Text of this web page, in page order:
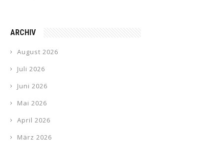
ARCHIV
August 2026
Juli 2026
Juni 2026
Mai 2026
April 2026
März 2026